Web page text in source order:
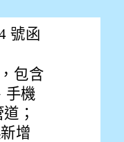
知能，
號函
包含
手機
；
增
background-
background-